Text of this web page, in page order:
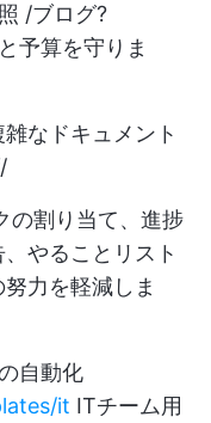
/ブログ?
予算を守りま
なドキュメント
の割り当て、進捗
やることリスト
力を軽減しま
自動化
it ITチーム用